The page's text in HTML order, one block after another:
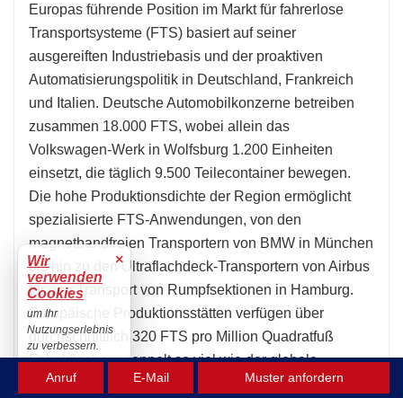
Europas führende Position im Markt für fahrerlose
Transportsysteme (FTS) basiert auf seiner
ausgereiften Industriebasis und der proaktiven
Automatisierungspolitik in Deutschland, Frankreich
und Italien. Deutsche Automobilkonzerne betreiben
zusammen 18.000 FTS, wobei allein das
Volkswagen-Werk in Wolfsburg 1.200 Einheiten
einsetzt, die täglich 9.500 Teilecontainer bewegen.
Die hohe Produktionsdichte der Region ermöglicht
spezialisierte FTS-Anwendungen, von den
magnetbandfreien Transportern von BMW in München
bis hin zu den Ultraflachdeck-Transportern von Airbus
für den Transport von Rumpfsektionen in Hamburg.
Europäische Produktionsstätten verfügen über
durchschnittlich 320 FTS pro Million Quadratfuß
Fabrikfläche – doppelt so viel wie der globale
Durchschnitt. Möglich wird dies durch Industrie-4.0-
Anruf E-Mail Muster anfordern
Wir
verwenden
Cookies
×
um Ihr
Nutzungserlebnis
zu verbessern.